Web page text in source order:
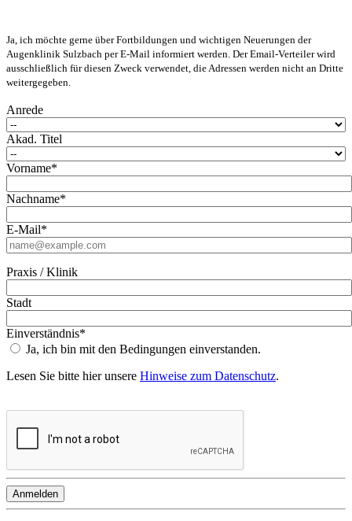
Ja, ich möchte gerne über Fortbildungen und wichtigen Neuerungen der
Augenklinik Sulzbach per E-Mail informiert werden. Der Email-Verteiler wird
ausschließlich für diesen Zweck verwendet, die Adressen werden nicht an Dritte
weitergegeben.
Anrede
Akad. Titel
Vorname*
Nachname*
E-Mail*
Praxis / Klinik
Stadt
Einverständnis*
Ja, ich bin mit den Bedingungen einverstanden.
Lesen Sie bitte hier unsere Hinweise zum Datenschutz.
Anmelden